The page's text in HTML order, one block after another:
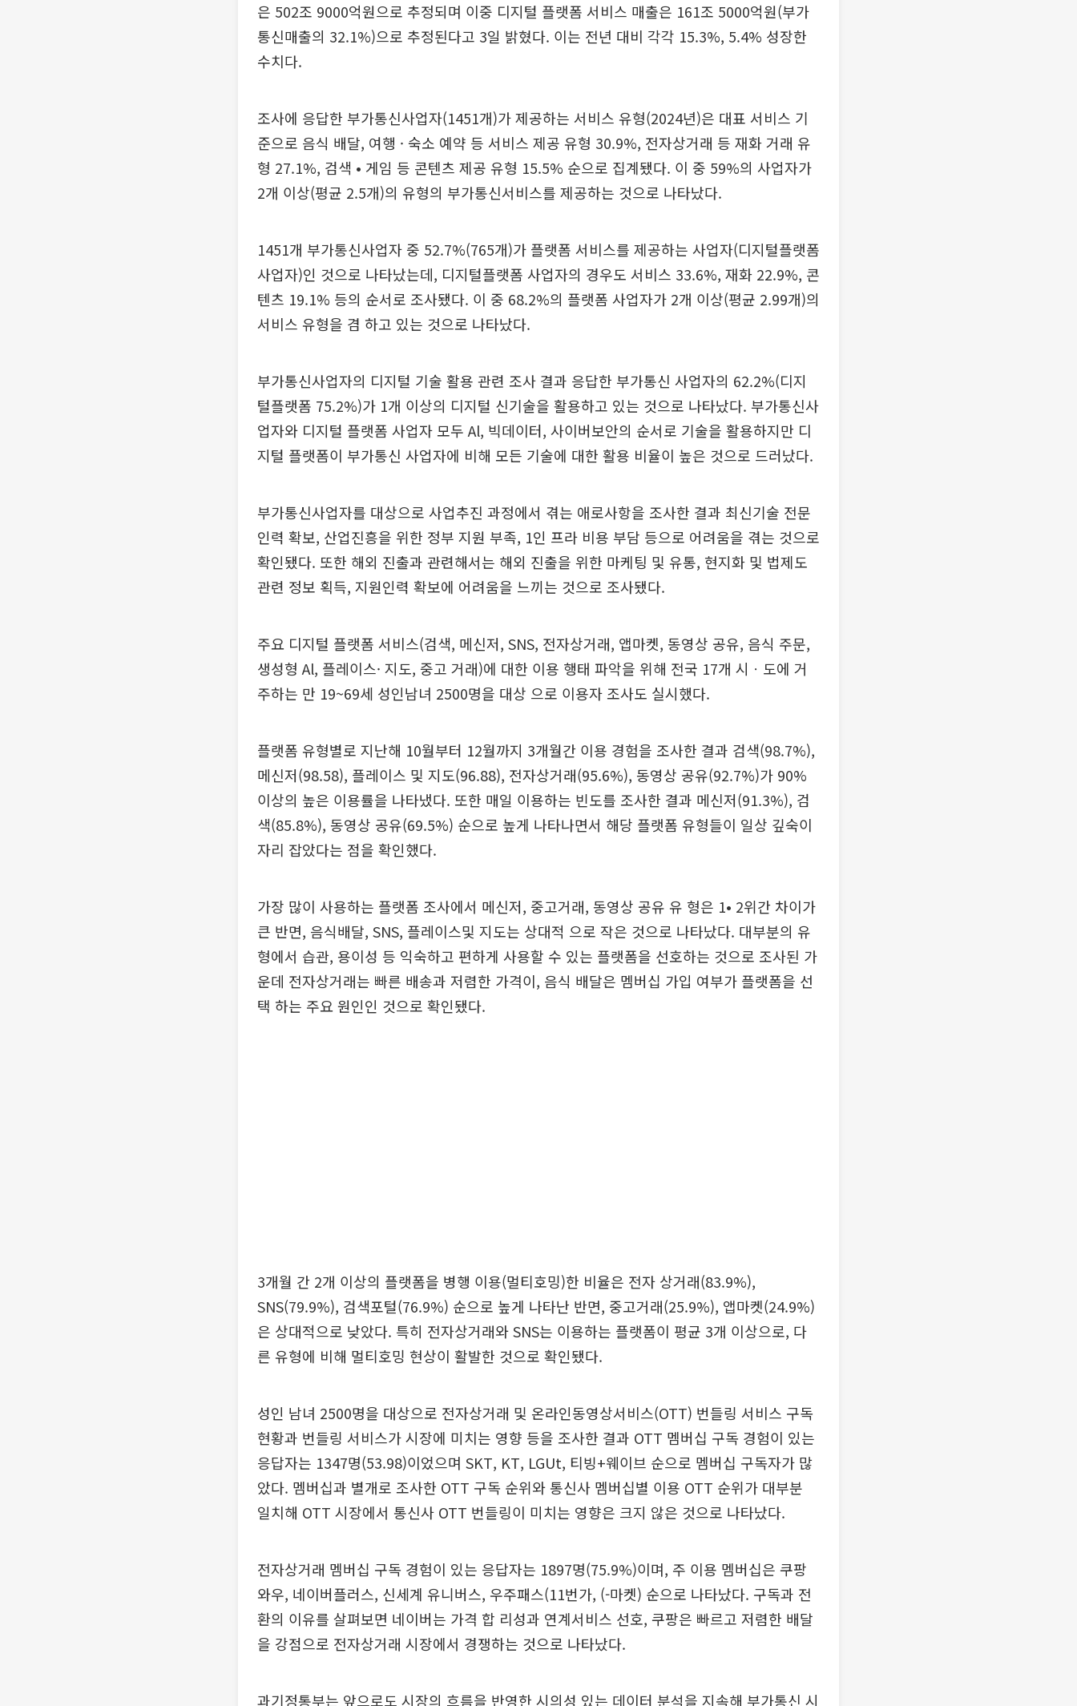
은 502조 9000억원으로 추정되며 이중 디지털 플랫폼 서비스 매출은 161조 5000억원(부가
통신매출의 32.1%)으로 추정된다고 3일 밝혔다. 이는 전년 대비 각각 15.3%, 5.4% 성장한
수치다.
조사에 응답한 부가통신사업자(1451개)가 제공하는 서비스 유형(2024년)은 대표 서비스 기
준으로 음식 배달, 여행 · 숙소 예약 등 서비스 제공 유형 30.9%, 전자상거래 등 재화 거래 유
형 27.1%, 검색 • 게임 등 콘텐츠 제공 유형 15.5% 순으로 집계됐다. 이 중 59%의 사업자가
2개 이상(평균 2.5개)의 유형의 부가통신서비스를 제공하는 것으로 나타났다.
1451개 부가통신사업자 중 52.7%(765개)가 플랫폼 서비스를 제공하는 사업자(디지털플랫폼
사업자)인 것으로 나타났는데, 디지털플랫폼 사업자의 경우도 서비스 33.6%, 재화 22.9%, 콘
텐츠 19.1% 등의 순서로 조사됐다. 이 중 68.2%의 플랫폼 사업자가 2개 이상(평균 2.99개)의
서비스 유형을 겸 하고 있는 것으로 나타났다.
부가통신사업자의 디지털 기술 활용 관련 조사 결과 응답한 부가통신 사업자의 62.2%(디지
털플랫폼 75.2%)가 1개 이상의 디지털 신기술을 활용하고 있는 것으로 나타났다. 부가통신사
업자와 디지털 플랫폼 사업자 모두 Al, 빅데이터, 사이버보안의 순서로 기술을 활용하지만 디
지털 플랫폼이 부가통신 사업자에 비해 모든 기술에 대한 활용 비율이 높은 것으로 드러났다.
부가통신사업자를 대상으로 사업추진 과정에서 겪는 애로사항을 조사한 결과 최신기술 전문
인력 확보, 산업진흥을 위한 정부 지원 부족, 1인 프라 비용 부담 등으로 어려움을 겪는 것으로
확인됐다. 또한 해외 진출과 관련해서는 해외 진출을 위한 마케팅 및 유통, 현지화 및 법제도
관련 정보 획득, 지원인력 확보에 어려움을 느끼는 것으로 조사됐다.
주요 디지털 플랫폼 서비스(검색, 메신저, SNS, 전자상거래, 앱마켓, 동영상 공유, 음식 주문,
생성형 Al, 플레이스· 지도, 중고 거래)에 대한 이용 행태 파악을 위해 전국 17개 시ㆍ도에 거
주하는 만 19~69세 성인남녀 2500명을 대상 으로 이용자 조사도 실시했다.
플랫폼 유형별로 지난해 10월부터 12월까지 3개월간 이용 경험을 조사한 결과 검색(98.7%),
메신저(98.58), 플레이스 및 지도(96.88), 전자상거래(95.6%), 동영상 공유(92.7%)가 90%
이상의 높은 이용률을 나타냈다. 또한 매일 이용하는 빈도를 조사한 결과 메신저(91.3%), 검
색(85.8%), 동영상 공유(69.5%) 순으로 높게 나타나면서 해당 플랫폼 유형들이 일상 깊숙이
자리 잡았다는 점을 확인했다.
가장 많이 사용하는 플랫폼 조사에서 메신저, 중고거래, 동영상 공유 유 형은 1• 2위간 차이가
큰 반면, 음식배달, SNS, 플레이스및 지도는 상대적 으로 작은 것으로 나타났다. 대부분의 유
형에서 습관, 용이성 등 익숙하고 편하게 사용할 수 있는 플랫폼을 선호하는 것으로 조사된 가
운데 전자상거래는 빠른 배송과 저렴한 가격이, 음식 배달은 멤버십 가입 여부가 플랫폼을 선
택 하는 주요 원인인 것으로 확인됐다.
3개월 간 2개 이상의 플랫폼을 병행 이용(멀티호밍)한 비율은 전자 상거래(83.9%),
SNS(79.9%), 검색포털(76.9%) 순으로 높게 나타난 반면, 중고거래(25.9%), 앱마켓(24.9%)
은 상대적으로 낮았다. 특히 전자상거래와 SNS는 이용하는 플랫폼이 평균 3개 이상으로, 다
른 유형에 비해 멀티호밍 현상이 활발한 것으로 확인됐다.
성인 남녀 2500명을 대상으로 전자상거래 및 온라인동영상서비스(OTT) 번들링 서비스 구독
현황과 번들링 서비스가 시장에 미치는 영향 등을 조사한 결과 OTT 멤버십 구독 경험이 있는
응답자는 1347명(53.98)이었으며 SKT, KT, LGUt, 티빙+웨이브 순으로 멤버십 구독자가 많
았다. 멤버십과 별개로 조사한 OTT 구독 순위와 통신사 멤버십별 이용 OTT 순위가 대부분
일치해 OTT 시장에서 통신사 OTT 번들링이 미치는 영향은 크지 않은 것으로 나타났다.
전자상거래 멤버십 구독 경험이 있는 응답자는 1897명(75.9%)이며, 주 이용 멤버십은 쿠팡
와우, 네이버플러스, 신세계 유니버스, 우주패스(11번가, (-마켓) 순으로 나타났다. 구독과 전
환의 이유를 살펴보면 네이버는 가격 합 리성과 연계서비스 선호, 쿠팡은 빠르고 저렴한 배달
을 강점으로 전자상거래 시장에서 경쟁하는 것으로 나타났다.
과기정통부는 앞으로도 시장의 흐름을 반영한 시의성 있는 데이터 분석을 지속해 부가통신 시